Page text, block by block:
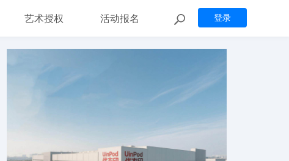
登录
艺术授权 活动报名